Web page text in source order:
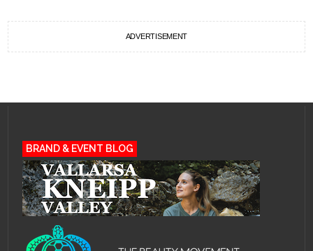
ADVERTISEMENT
BRAND & EVENT BLOG